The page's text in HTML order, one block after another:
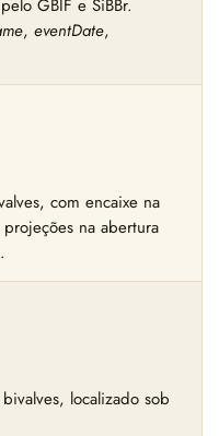
GBIF e SiBBr.
, eventDate,
com encaixe na
na abertura
localizado sob